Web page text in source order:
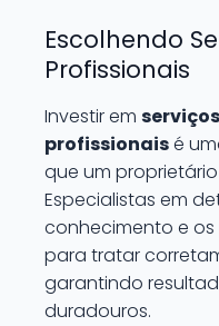
Escolhendo
Profissionais
Investir em
profissionaisé
que um
Especialistas em
conhecimento e
para tratar
garantindo
duradouros.